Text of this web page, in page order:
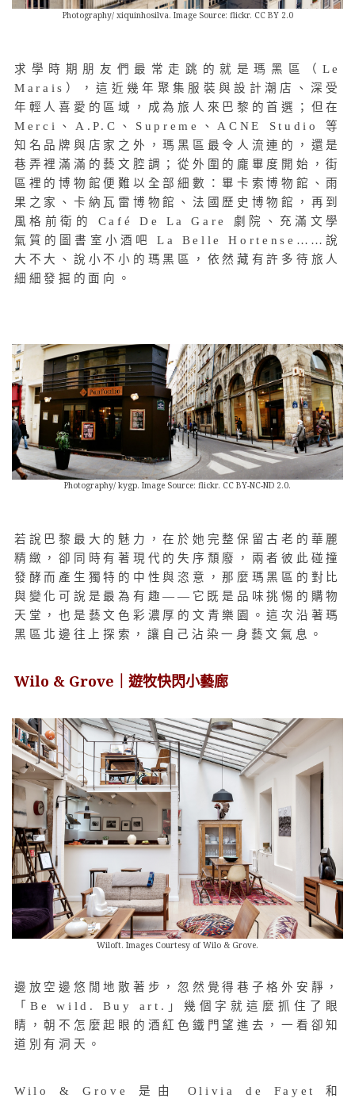
Photography/ xiquinhosilva. Image Source: flickr. CC BY 2.0
求學時期朋友們最常走跳的就是瑪黑區（Le
Marais），這近幾年聚集服裝與設計潮店、深受
年輕人喜愛的區域，成為旅人來巴黎的首選；但在
Merci、A.P.C、Supreme、ACNE Studio 等
知名品牌與店家之外，瑪黑區最令人流連的，還是
巷弄裡滿滿的藝文腔調；從外圍的龐畢度開始，街
區裡的博物館便難以全部細數：畢卡索博物館、雨
果之家、卡納瓦雷博物館、法國歷史博物館，再到
風格前衛的 Café De La Gare 劇院、充滿文學
氣質的圖書室小酒吧 La Belle Hortense……說
大不大、說小不小的瑪黑區，依然藏有許多待旅人
細細發掘的面向。
Photography/ kygp. Image Source: flickr. CC BY-NC-ND 2.0.
若說巴黎最大的魅力，在於她完整保留古老的華麗
精緻，卻同時有著現代的失序頹廢，兩者彼此碰撞
發酵而產生獨特的中性與恣意，那麼瑪黑區的對比
與變化可說是最為有趣——它既是品味挑惕的購物
天堂，也是藝文色彩濃厚的文青樂園。這次沿著瑪
黑區北邊往上探索，讓自己沾染一身藝文氣息。
Wilo & Grove｜ 遊牧快閃小藝廊
Wiloft. Images Courtesy of Wilo & Grove.
邊放空邊悠閒地散著步，忽然覺得巷子格外安靜，
「Be wild. Buy art.」幾個字就這麼抓住了眼
睛，朝不怎麼起眼的酒紅色鐵門望進去，一看卻知
道別有洞天。
Wilo & Grove 是由 Olivia de Fayet 和